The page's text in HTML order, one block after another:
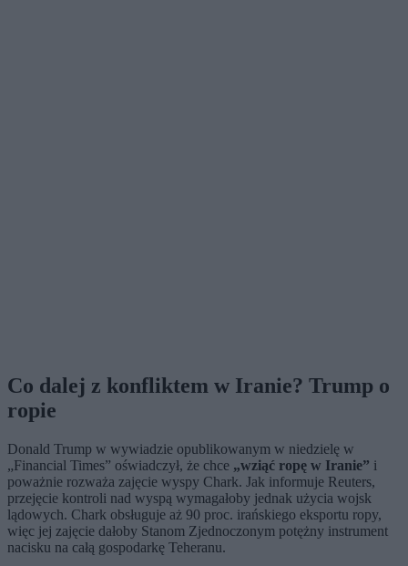
Co dalej z konfliktem w Iranie? Trump o
ropie
Donald Trump w wywiadzie opublikowanym w niedzielę w
„Financial Times” oświadczył, że chce „wziąć ropę w Iranie” i
poważnie rozważa zajęcie wyspy Chark. Jak informuje Reuters,
przejęcie kontroli nad wyspą wymagałoby jednak użycia wojsk
lądowych. Chark obsługuje aż 90 proc. irańskiego eksportu ropy,
więc jej zajęcie dałoby Stanom Zjednoczonym potężny instrument
nacisku na całą gospodarkę Teheranu.